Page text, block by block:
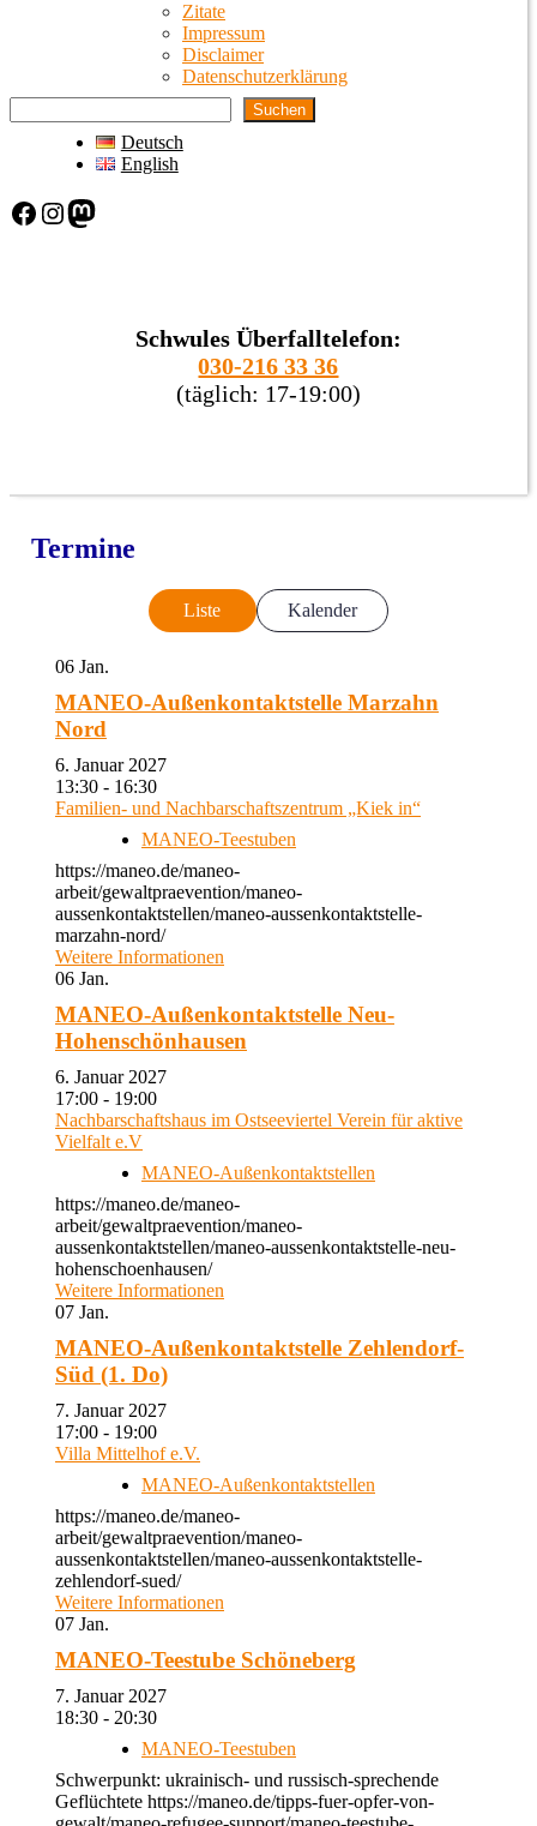
Zitate
Impressum
Disclaimer
Datenschutzerklärung
Suchen
Deutsch
English
Facebook Instagram Mastodon
Schwules Überfalltelefon:
030-216 33 36
(täglich: 17-19:00)
Termine
Liste Kalender
06 Jan.
MANEO-Außenkontaktstelle Marzahn
Nord
6. Januar 2027
13:30 - 16:30
Familien- und Nachbarschaftszentrum „Kiek in“
MANEO-Teestuben
https://maneo.de/maneo-
arbeit/gewaltpraevention/maneo-
aussenkontaktstellen/maneo-aussenkontaktstelle-
marzahn-nord/
Weitere Informationen
06 Jan.
MANEO-Außenkontaktstelle Neu-
Hohenschönhausen
6. Januar 2027
17:00 - 19:00
Nachbarschaftshaus im Ostseeviertel Verein für aktive
Vielfalt e.V
MANEO-Außenkontaktstellen
https://maneo.de/maneo-
arbeit/gewaltpraevention/maneo-
aussenkontaktstellen/maneo-aussenkontaktstelle-neu-
hohenschoenhausen/
Weitere Informationen
07 Jan.
MANEO-Außenkontaktstelle Zehlendorf-
Süd (1. Do)
7. Januar 2027
17:00 - 19:00
Villa Mittelhof e.V.
MANEO-Außenkontaktstellen
https://maneo.de/maneo-
arbeit/gewaltpraevention/maneo-
aussenkontaktstellen/maneo-aussenkontaktstelle-
zehlendorf-sued/
Weitere Informationen
07 Jan.
MANEO-Teestube Schöneberg
7. Januar 2027
18:30 - 20:30
MANEO-Teestuben
Schwerpunkt: ukrainisch- und russisch-sprechende
Geflüchtete https://maneo.de/tipps-fuer-opfer-von-